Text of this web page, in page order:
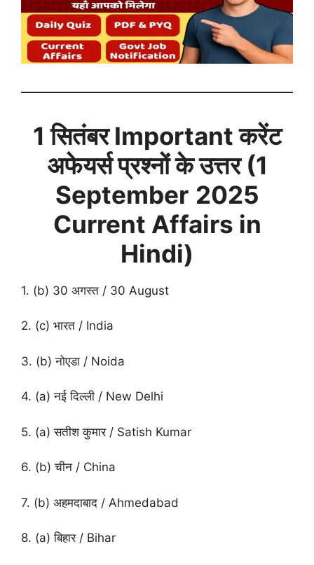
1 सितंबरImportant करेंट
अफेयर्स प्रश्नों के उत्तर (1
September 2025
Current Affairs in
Hindi)
1. (b) 30 अगस्त / 30 August
2. (c) भारत / India
3. (b) नोएडा / Noida
4. (a) नई दिल्ली / New Delhi
5. (a) सतीश कुमार / Satish Kumar
6. (b) चीन / China
7. (b) अहमदाबाद / Ahmedabad
8. (a) बिहार / Bihar